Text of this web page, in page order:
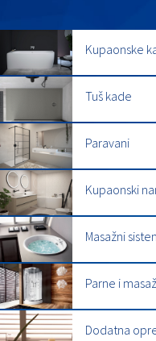
Kupaonske
Tuš kade
Paravani
Kupaonski
Masažni
Parne i
Dodatna